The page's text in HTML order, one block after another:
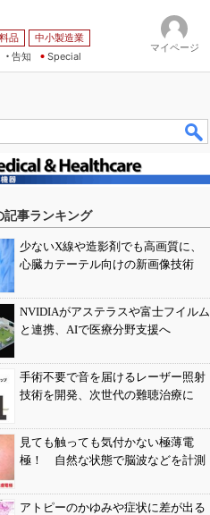
品
中小製造業
告知 Special
マイページ
記事ランキング
少ないX線や造影剤でも高画質に、
心臓カテーテル向けの新画像技術
NVIDIAがアステラスや富士フイルム
と連携、AIで医療分野支援へ
手術不要で音を届けるレーザー照射
技術を開発、次世代の難聴治療に
見ても触っても気付かない極薄電
極！ 自然な状態で脳波などを計測
アトピーのかゆみや症状に差が出る